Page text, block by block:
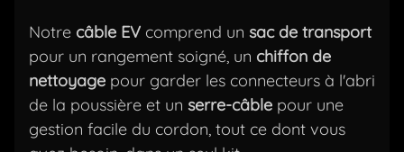
Notre câble EV comprend un sac de transport
pour un rangement soigné, un chiffon de
nettoyage pour garder les connecteurs à l'abri
de la poussière et un serre-câble pour une
gestion facile du cordon, tout ce dont vous